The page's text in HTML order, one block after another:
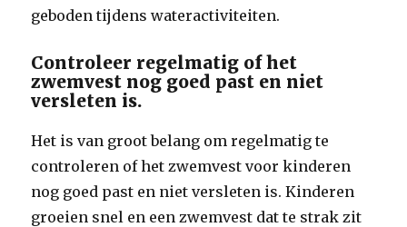
geboden tijdens wateractiviteiten.
Controleer regelmatig of het
zwemvest nog goed past en niet
versleten is.
Het is van groot belang om regelmatig te
controleren of het zwemvest voor kinderen
nog goed past en niet versleten is. Kinderen
groeien snel en een zwemvest dat te strak zit